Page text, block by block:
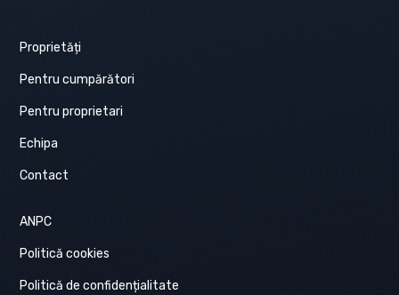
Proprietăți
Pentru cumpărători
Pentru proprietari
Echipa
Contact
ANPC
Politică cookies
Politică de confidențialitate